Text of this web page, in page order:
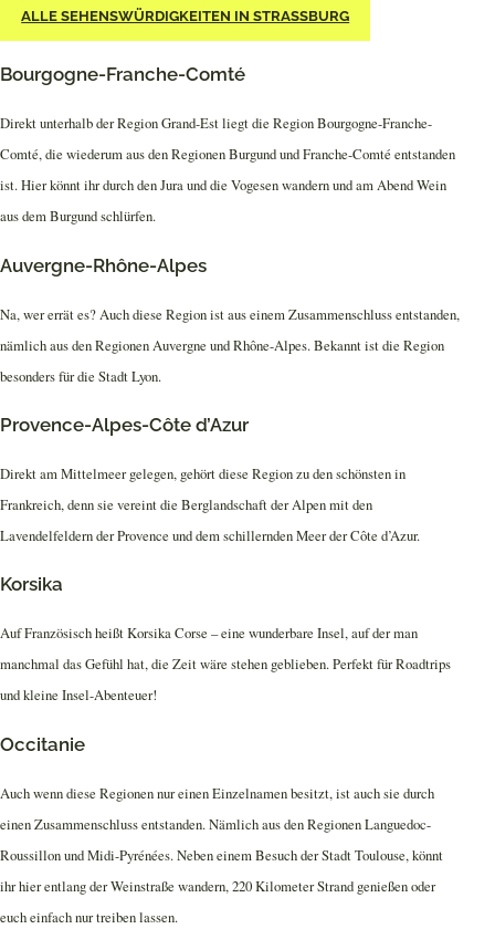
ALLE SEHENSWÜRDIGKEITEN IN STRASSBURG
Bourgogne-Franche-Comté
Direkt unterhalb der Region Grand-Est liegt die Region Bourgogne-Franche-
Comté, die wiederum aus den Regionen Burgund und Franche-Comté entstanden
ist. Hier könnt ihr durch den Jura und die Vogesen wandern und am Abend Wein
aus dem Burgund schlürfen.
Auvergne-Rhône-Alpes
Na, wer errät es? Auch diese Region ist aus einem Zusammenschluss entstanden,
nämlich aus den Regionen Auvergne und Rhône-Alpes. Bekannt ist die Region
besonders für die Stadt Lyon.
Provence-Alpes-Côte d’Azur
Direkt am Mittelmeer gelegen, gehört diese Region zu den schönsten in
Frankreich, denn sie vereint die Berglandschaft der Alpen mit den
Lavendelfeldern der Provence und dem schillernden Meer der Côte d’Azur.
Korsika
Auf Französisch heißt Korsika Corse – eine wunderbare Insel, auf der man
manchmal das Gefühl hat, die Zeit wäre stehen geblieben. Perfekt für Roadtrips
und kleine Insel-Abenteuer!
Occitanie
Auch wenn diese Regionen nur einen Einzelnamen besitzt, ist auch sie durch
einen Zusammenschluss entstanden. Nämlich aus den Regionen Languedoc-
Roussillon und Midi-Pyrénées. Neben einem Besuch der Stadt Toulouse, könnt
ihr hier entlang der Weinstraße wandern, 220 Kilometer Strand genießen oder
euch einfach nur treiben lassen.